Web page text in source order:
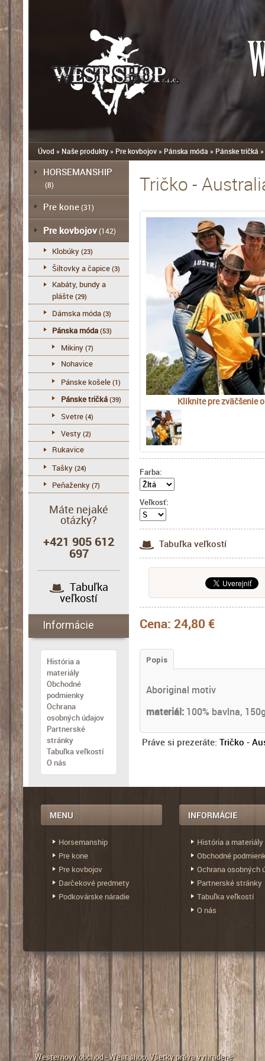
Úvod » Naše produkty» Pre kovbojov» Pánska móda » Pánske tričká
Tričko -
Kliknite pre zväčšenie
Farba:
Veľkosť:
Tabuľka veľkostí
Cena: 24,80 €
Popis
Aboriginal motiv
materiál: 100% bavlna,
Práve si prezeráte: Tričko -
HORSEMANSHIP
(8)
Pre kone(31)
Pre kovbojov(142)
Klobúky (23)
Šiltovky a čapice (3)
Kabáty, bundy a
plášte (29)
Dámska móda (3)
Pánska móda (53)
Mikiny (7)
Nohavice
Pánske košele (1)
Pánske tričká (39)
Svetre (4)
Vesty (2)
Rukavice
Tašky (24)
Peňaženky (7)
Máte nejaké
otázky?
+421 905 612
697
Tabuľka
veľkostí
Informácie
História a
materiály
Obchodné
podmienky
Ochrana
osobných údajov
Partnerské
stránky
Tabuľka veľkostí
O nás
Horsemanship
Pre kone
Pre kovbojov
Darčekové predmety
Podkovárske náradie
História a materiály
Obchodné
Ochrana osobných
Partnerské stránky
Tabuľka veľkostí
O nás
Westernový obchod - West shop, Všetky práva vyhradené